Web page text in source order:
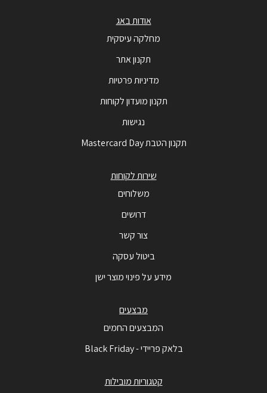
אודות באג
מחלקה עיסקית
תקנון אתר
מדיניות פרטיות
תקנון מועדון לקוחות
נגישות
תקנון הטבת Mastercard Day
שירות לקוחות
משלוחים
דרושים
צור קשר
ביטול עסקה
מידע על פינוי מוצר ישן
מבצעים
המבצעים החמים
בלאק פריידי - Black Friday
קטגוריות מובילות